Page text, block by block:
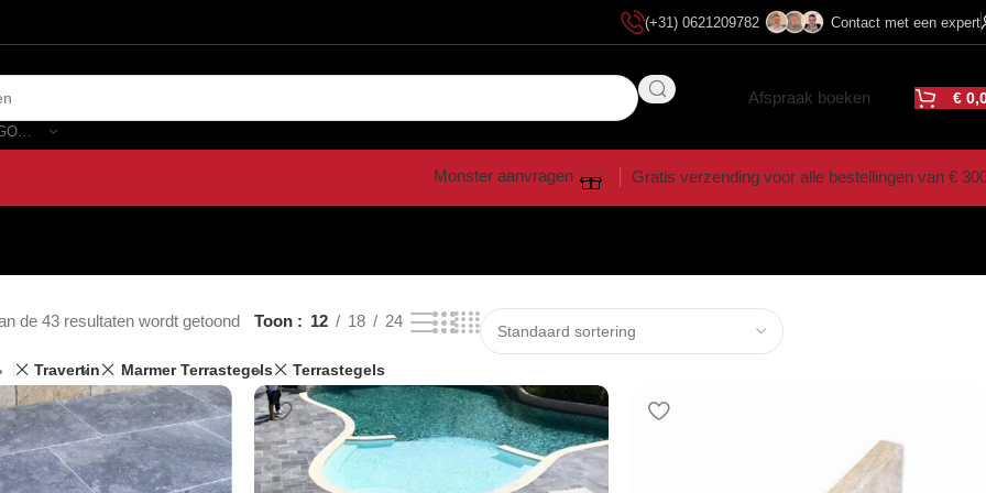
(+31) 0621209782 Contact met een expert
Afspraak boeken €
Monster aanvragen Gratis verzending voor alle bestellingen van €
de 43 resultaten wordt getoond Toon 12 18 24
Travertin Marmer Terrastegels Terrastegels